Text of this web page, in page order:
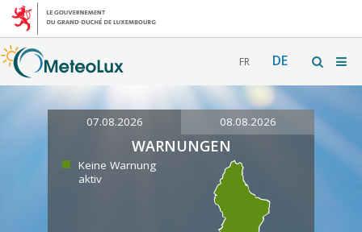
FR DE
07.08.2026 08.08.2026
WARNUNGEN
Keine Warnung
aktiv